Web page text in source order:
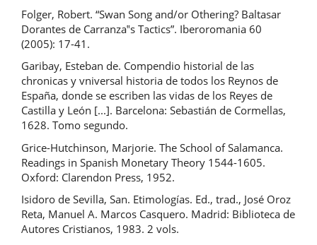
Folger, Robert. “Swan Song and/or Othering? Baltasar
Dorantes de Carranza‟s Tactics”. Iberoromania 60
(2005): 17-41.
Garibay, Esteban de. Compendio historial de las
chronicas y vniversal historia de todos los Reynos de
España, donde se escriben las vidas de los Reyes de
Castilla y León [...]. Barcelona: Sebastián de Cormellas,
1628. Tomo segundo.
Grice-Hutchinson, Marjorie. The School of Salamanca.
Readings in Spanish Monetary Theory 1544-1605.
Oxford: Clarendon Press, 1952.
Isidoro de Sevilla, San. Etimologías. Ed., trad., José Oroz
Reta, Manuel A. Marcos Casquero. Madrid: Biblioteca de
Autores Cristianos, 1983. 2 vols.